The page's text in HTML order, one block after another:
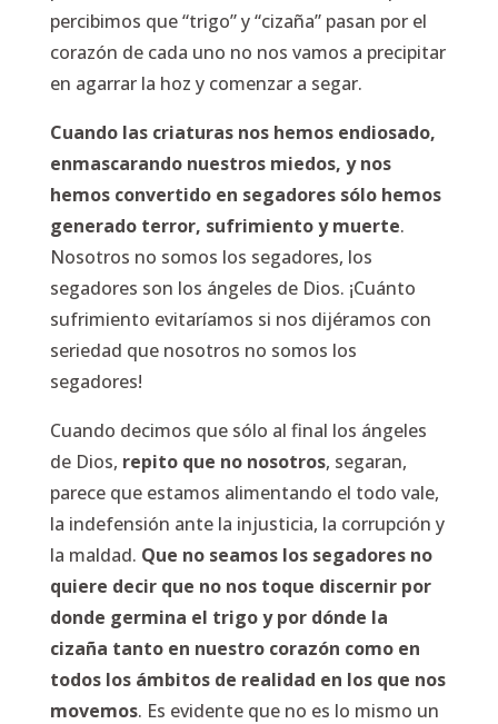
percibimos que “trigo” y “cizaña” pasan por el
corazón de cada uno no nos vamos a precipitar
en agarrar la hoz y comenzar a segar.
Cuando las criaturas nos hemos endiosado,
enmascarando nuestros miedos, y nos
hemos convertido en segadores sólo hemos
generado terror, sufrimiento y muerte.
Nosotros no somos los segadores, los
segadores son los ángeles de Dios. ¡Cuánto
sufrimiento evitaríamos si nos dijéramos con
seriedad que nosotros no somos los
segadores!
Cuando decimos que sólo al final los ángeles
de Dios, repito que no nosotros, segaran,
parece que estamos alimentando el todo vale,
la indefensión ante la injusticia, la corrupción y
la maldad. Que no seamos los segadores no
quiere decir que no nos toque discernir por
donde germina el trigo y por dónde la
cizaña tanto en nuestro corazón como en
todos los ámbitos de realidad en los que nos
movemos. Es evidente que no es lo mismo un